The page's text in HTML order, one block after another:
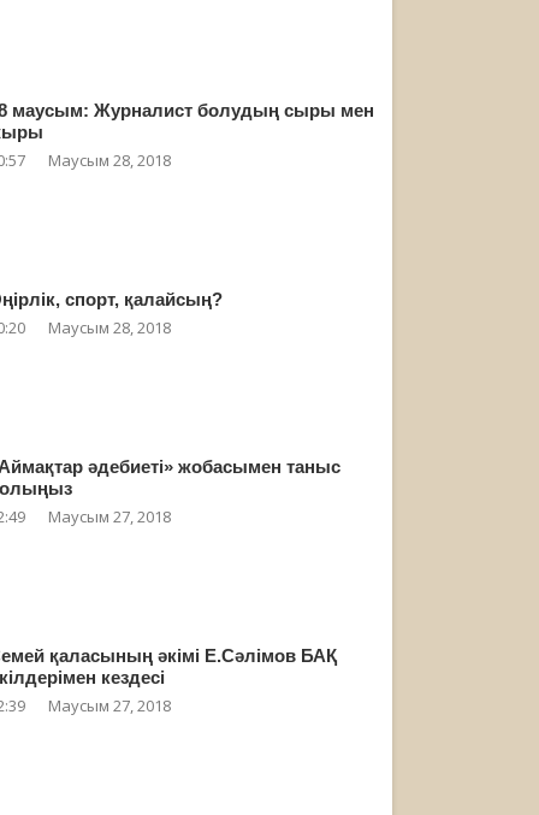
маусым: Журналист болудың сыры мен
Маусым 28, 2018
спорт, қалайсың?
Маусым 28, 2018
әдебиеті» жобасымен таныс
Маусым 27, 2018
қаласының әкімі Е.Сәлімов БАҚ
кездесі
Маусым 27, 2018